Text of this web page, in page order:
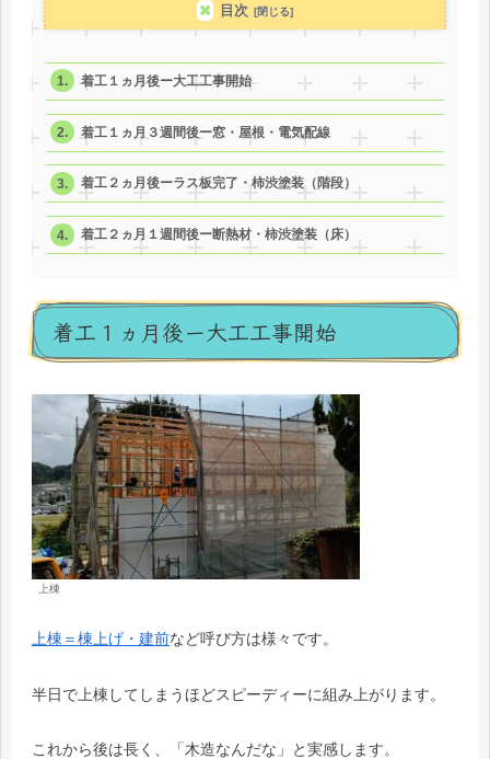
目次
着工１ヵ月後ー大工工事開始
着工１ヵ月３週間後ー窓・屋根・電気配線
着工２ヵ月後ーラス板完了・柿渋塗装（階段）
着工２ヵ月１週間後ー断熱材・柿渋塗装（床）
着工１ヵ月後ー大工工事開始
上棟
上棟＝棟上げ・建前など呼び方は様々です。
半日で上棟してしまうほどスピーディーに組み上がります。
これから後は長く、「木造なんだな」と実感します。